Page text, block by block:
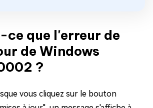
ce que l'erreur de
de Windows
?
vous cliquez sur le bouton